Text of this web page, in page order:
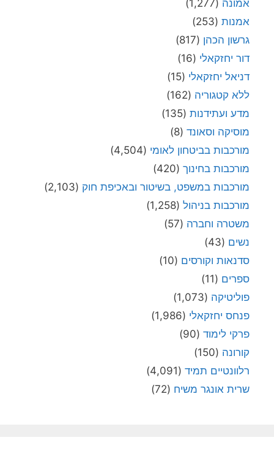
אמונה (1,277)
אמנות (253)
גרשון הכהן (817)
דור יחזקאלי (16)
דניאל יחזקאלי (15)
ללא קטגוריה (162)
מדע ועתידנות (135)
מוסיקה וסאונד (8)
מורכבות בביטחון לאומי (4,504)
מורכבות בחינוך (420)
מורכבות במשפט, בשיטור ובאכיפת חוק (2,103)
מורכבות בניהול (1,258)
משטרה וחברה (57)
נשים (43)
סדנאות וקורסים (10)
ספרים (11)
פוליטיקה (1,073)
פנחס יחזקאלי (1,986)
פרקי לימוד (90)
קורונה (150)
רלוונטיים תמיד (4,091)
שרית אונגר משיח (72)